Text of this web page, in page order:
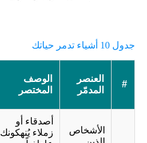
جدول 10 أشياء تدمر حياتك
#
العنصر
المدمّر
الوصف
المختصر
الأشخاص
أصدقاء أو
زملاء يُنهكونك